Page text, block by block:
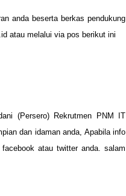
anda beserta berkas pendukung
atau melalui via pos berikut ini
(Persero) Rekrutmen PNM IT
dan idaman anda, Apabila info
atau twitter anda. salam